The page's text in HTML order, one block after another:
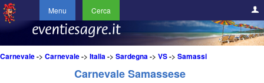
Menu Cerca
Carnevale-> Carnevale-> Italia-> Sardegna-> VS-> Samassi
Carnevale Samassese